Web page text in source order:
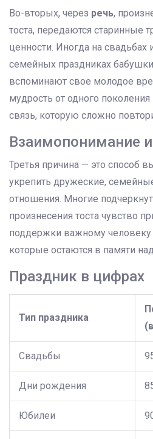
Во-вторых, через речь,
тоста, передаются старинные
ценности. Иногда на свадьбах
семейных праздниках
вспоминают свое молодое
мудрость от одного
связь, которую сложно
Взаимопонимание
Третья причина — это способ
укрепить дружеские,
отношения. Многие
произнесения тоста чувство
поддержки важному человеку
которые остаются в памяти
Праздник в цифрах
Тип праздника
Свадьбы
Дни рождения
Юбилеи